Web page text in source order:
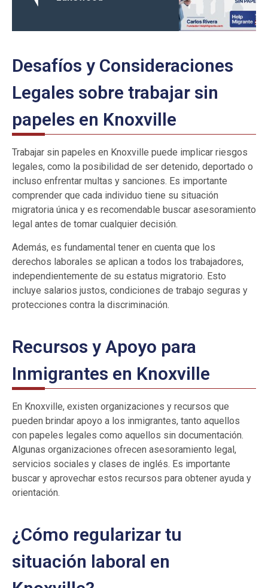
Desafíos y Consideraciones
Legales sobre trabajar sin
papeles en Knoxville
Trabajar sin papeles en Knoxville puede implicar riesgos
legales, como la posibilidad de ser detenido, deportado o
incluso enfrentar multas y sanciones. Es importante
comprender que cada individuo tiene su situación
migratoria única y es recomendable buscar asesoramiento
legal antes de tomar cualquier decisión.
Además, es fundamental tener en cuenta que los
derechos laborales se aplican a todos los trabajadores,
independientemente de su estatus migratorio. Esto
incluye salarios justos, condiciones de trabajo seguras y
protecciones contra la discriminación.
Recursos y Apoyo para
Inmigrantes en Knoxville
En Knoxville, existen organizaciones y recursos que
pueden brindar apoyo a los inmigrantes, tanto aquellos
con papeles legales como aquellos sin documentación.
Algunas organizaciones ofrecen asesoramiento legal,
servicios sociales y clases de inglés. Es importante
buscar y aprovechar estos recursos para obtener ayuda y
orientación.
¿Cómo regularizar tu
situación laboral en